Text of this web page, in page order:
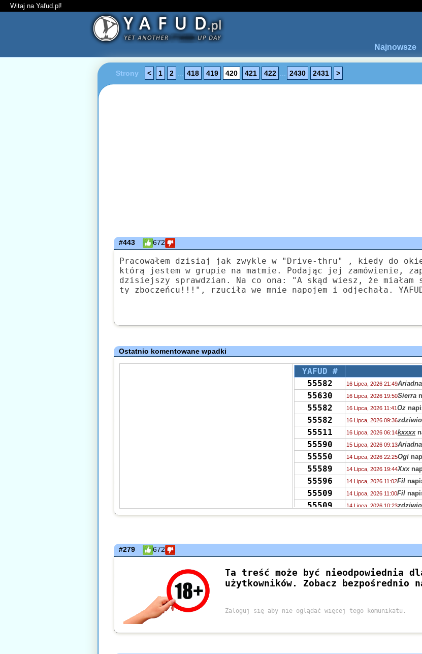
Witaj na Yafud.pl!
Najnowsze
Strony < 1 2 418 419 420 421 422 2430 2431 >
#443 672
Pracowałem dzisiaj jak zwykle w "Drive-thru" , kiedy do
którą jestem w grupie na matmie. Podając jej zamówienie,
dzisiejszy sprawdzian. Na co ona: "A skąd wiesz, że miałam
ty zboczeńcu!!!", rzuciła we mnie napojem i odjechała.
Ostatnio komentowane wpadki
YAFUD #
55582
16 Lipca, 2026 21:49Ariadna
55630 16 Lipca, 2026 19:50Sierra
55582 16 Lipca, 2026 11:41Oz
55582 16 Lipca, 2026 09:36
55511 16 Lipca, 2026 06:14kxxxx
55590 15 Lipca, 2026 09:13Ariadna
55550 14 Lipca, 2026 22:25Ogi
55589 14 Lipca, 2026 19:44Xxx
55596 14 Lipca, 2026 11:02Fil
55509 14 Lipca, 2026 11:00Fil
55509 14 Lipca, 2026 10:23
55447 13 Lipca, 2026 19:55nuda
55551
55555 Grejon
55474
55467 11 Lipca, 2026 11:41
55452 10 Lipca, 2026 10:40 Pu
#279 672